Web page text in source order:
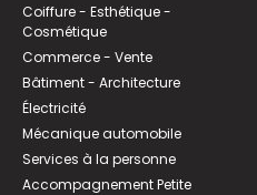
Coiffure - Esthétique -
Cosmétique
Commerce - Vente
Bâtiment - Architecture
Électricité
Mécanique automobile
Services à la personne
Accompagnement Petite